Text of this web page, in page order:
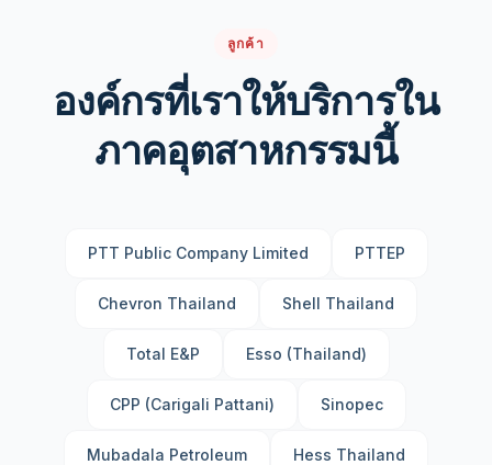
ลูกค้า
องค์กรที่เราให้บริการใน
ภาคอุตสาหกรรมนี้
PTT Public Company Limited PTTEP
Chevron Thailand Shell Thailand
Total E&P Esso (Thailand)
CPP (Carigali Pattani) Sinopec
Mubadala Petroleum Hess Thailand